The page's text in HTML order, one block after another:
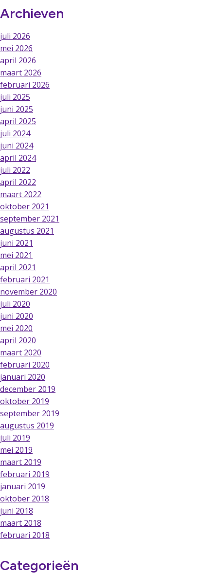
Archieven
juli 2026
mei 2026
april 2026
maart 2026
februari 2026
juli 2025
juni 2025
april 2025
juli 2024
juni 2024
april 2024
juli 2022
april 2022
maart 2022
oktober 2021
september 2021
augustus 2021
juni 2021
mei 2021
april 2021
februari 2021
november 2020
juli 2020
juni 2020
mei 2020
april 2020
maart 2020
februari 2020
januari 2020
december 2019
oktober 2019
september 2019
augustus 2019
juli 2019
mei 2019
maart 2019
februari 2019
januari 2019
oktober 2018
juni 2018
maart 2018
februari 2018
Categorieën